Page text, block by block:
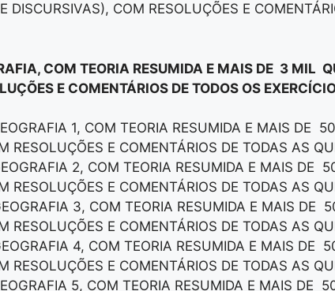
DISCURSIVAS), COM RESOLUÇÕES E
COM TEORIA RESUMIDA E MAIS DE 3 MIL
E COMENTÁRIOS DE TODOS OS
1, COM TEORIA RESUMIDA E MAIS DE
RESOLUÇÕES E COMENTÁRIOS DE TODAS AS
2, COM TEORIA RESUMIDA E MAIS DE
RESOLUÇÕES E COMENTÁRIOS DE TODAS AS
3, COM TEORIA RESUMIDA E MAIS DE
RESOLUÇÕES E COMENTÁRIOS DE TODAS AS
4, COM TEORIA RESUMIDA E MAIS DE
RESOLUÇÕES E COMENTÁRIOS DE TODAS AS
5, COM TEORIA RESUMIDA E MAIS DE